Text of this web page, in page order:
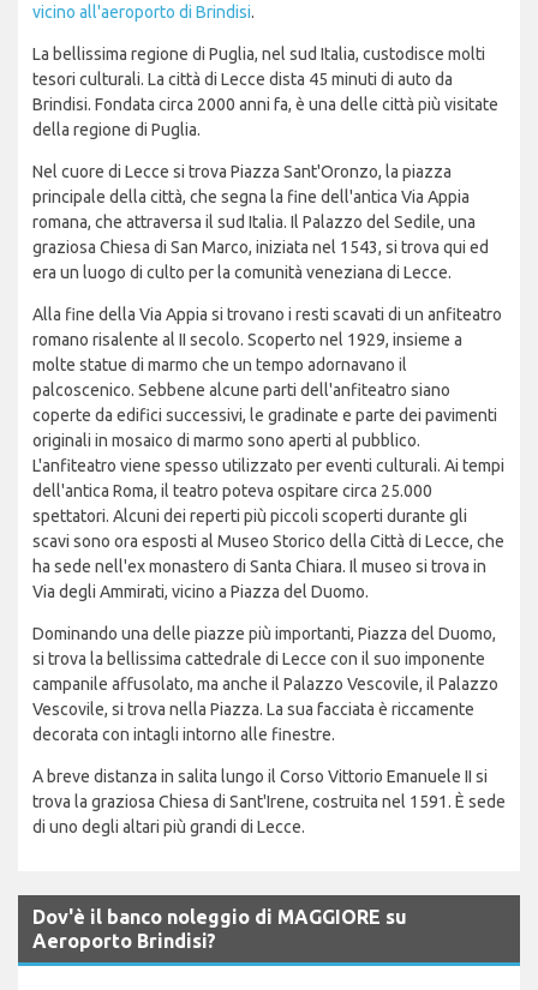
vicino all'aeroporto di Brindisi.
La bellissima regione di Puglia, nel sud Italia, custodisce molti
tesori culturali. La città di Lecce dista 45 minuti di auto da
Brindisi. Fondata circa 2000 anni fa, è una delle città più visitate
della regione di Puglia.
Nel cuore di Lecce si trova Piazza Sant'Oronzo, la piazza
principale della città, che segna la fine dell'antica Via Appia
romana, che attraversa il sud Italia. Il Palazzo del Sedile, una
graziosa Chiesa di San Marco, iniziata nel 1543, si trova qui ed
era un luogo di culto per la comunità veneziana di Lecce.
Alla fine della Via Appia si trovano i resti scavati di un anfiteatro
romano risalente al II secolo. Scoperto nel 1929, insieme a
molte statue di marmo che un tempo adornavano il
palcoscenico. Sebbene alcune parti dell'anfiteatro siano
coperte da edifici successivi, le gradinate e parte dei pavimenti
originali in mosaico di marmo sono aperti al pubblico.
L'anfiteatro viene spesso utilizzato per eventi culturali. Ai tempi
dell'antica Roma, il teatro poteva ospitare circa 25.000
spettatori. Alcuni dei reperti più piccoli scoperti durante gli
scavi sono ora esposti al Museo Storico della Città di Lecce, che
ha sede nell'ex monastero di Santa Chiara. Il museo si trova in
Via degli Ammirati, vicino a Piazza del Duomo.
Dominando una delle piazze più importanti, Piazza del Duomo,
si trova la bellissima cattedrale di Lecce con il suo imponente
campanile affusolato, ma anche il Palazzo Vescovile, il Palazzo
Vescovile, si trova nella Piazza. La sua facciata è riccamente
decorata con intagli intorno alle finestre.
A breve distanza in salita lungo il Corso Vittorio Emanuele II si
trova la graziosa Chiesa di Sant'Irene, costruita nel 1591. È sede
di uno degli altari più grandi di Lecce.
Dov'è il banco noleggio di MAGGIORE su
Aeroporto Brindisi?